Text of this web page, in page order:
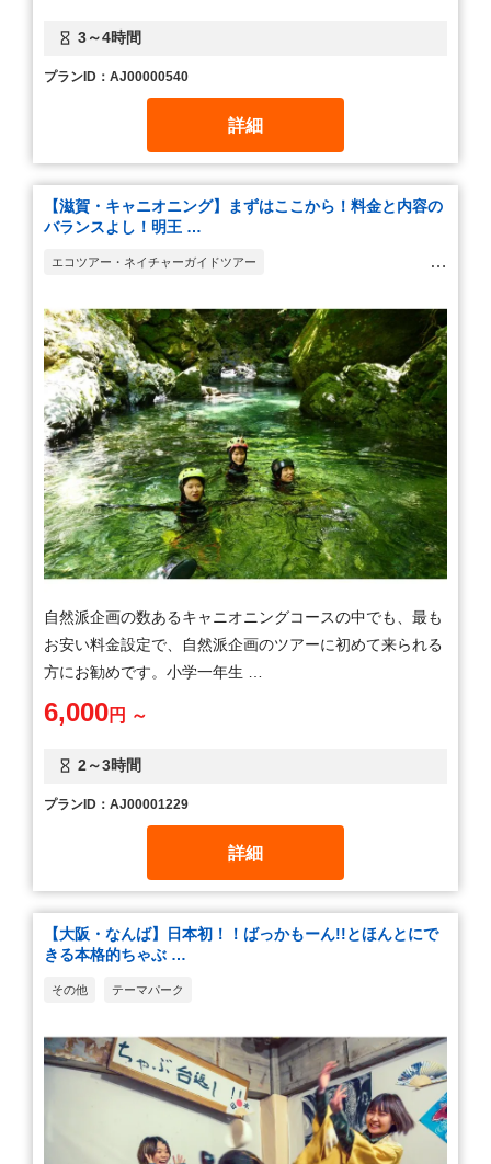
3～4時間
プランID：AJ00000540
詳細
【滋賀・キャニオニング】まずはここから！料金と内容の
バランスよし！明王 …
エコツアー・ネイチャーガイドツアー
ラフティング・キャニオニング・川下り
自然派企画の数あるキャニオニングコースの中でも、最も
お安い料金設定で、自然派企画のツアーに初めて来られる
方にお勧めです。小学一年生 …
2～3時間
6,000円 ～
プランID：AJ00001229
詳細
【大阪・なんば】日本初！！ばっかもーん!!とほんとにで
きる本格的ちゃぶ …
その他 テーマパーク